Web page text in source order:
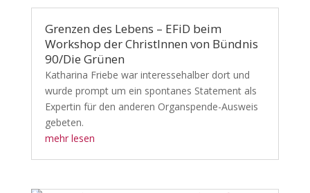
Grenzen des Lebens – EFiD beim
Workshop der ChristInnen von Bündnis
90/Die Grünen
Katharina Friebe war interessehalber dort und
wurde prompt um ein spontanes Statement als
Expertin für den anderen Organspende-Ausweis
gebeten.
mehr lesen